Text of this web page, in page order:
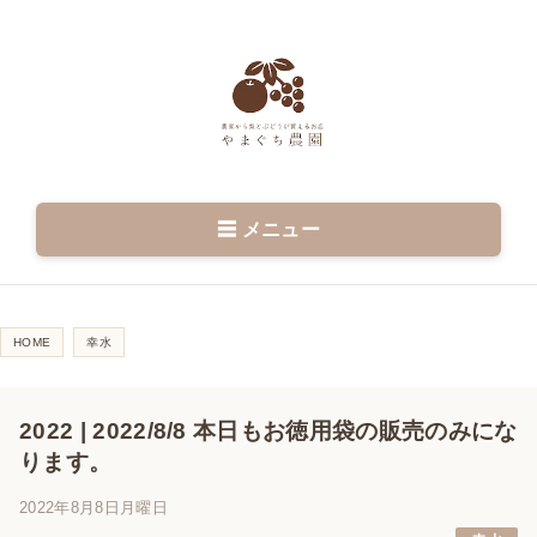
☰ メニュー
HOME 幸水
2022 | 2022/8/8 本日もお徳用袋の販売のみにな
ります。
2022年8月8日月曜日